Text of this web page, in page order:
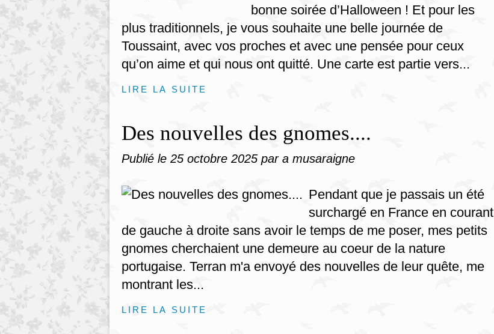
bonne soirée d’Halloween ! Et pour les
plus traditionnels, je vous souhaite une belle journée de
Toussaint, avec vos proches et avec une pensée pour ceux
qu’on aime et qui nous ont quitté. Une carte est partie vers...
LIRE LA SUITE
Des nouvelles des gnomes....
Publié le 25 octobre 2025 par a musaraigne
Pendant que je passais un été
surchargé en France en courant
de gauche à droite sans avoir le temps de me poser, mes petits
gnomes cherchaient une demeure au coeur de la nature
portugaise. Terran m'a envoyé des nouvelles de leur quête, me
montrant les...
LIRE LA SUITE